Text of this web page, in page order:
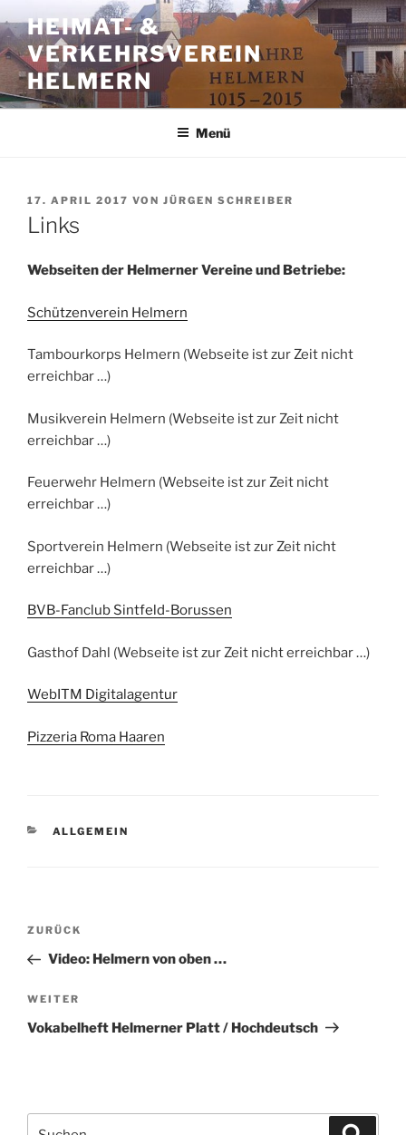
Inhalt
springen
HEIMAT- &
VERKEHRSVEREIN
HELMERN
Menü
VERÖFFENTLICHT
AM
17. APRIL 2017 VON JÜRGEN SCHREIBER
Links
Webseiten der Helmerner Vereine und Betriebe:
Schützenverein Helmern
Tambourkorps Helmern (Webseite ist zur Zeit nicht
erreichbar …)
Musikverein Helmern (Webseite ist zur Zeit nicht
erreichbar …)
Feuerwehr Helmern (Webseite ist zur Zeit nicht
erreichbar …)
Sportverein Helmern (Webseite ist zur Zeit nicht
erreichbar …)
BVB-Fanclub Sintfeld-Borussen
Gasthof Dahl (Webseite ist zur Zeit nicht erreichbar …)
WebITM Digitalagentur
Pizzeria Roma Haaren
KATEGORIEN
ALLGEMEIN
Beitragsnavigation
Vorheriger
Beitrag
ZURÜCK
Video: Helmern von oben …
Nächster
Beitrag
WEITER
Vokabelheft Helmerner Platt / Hochdeutsch